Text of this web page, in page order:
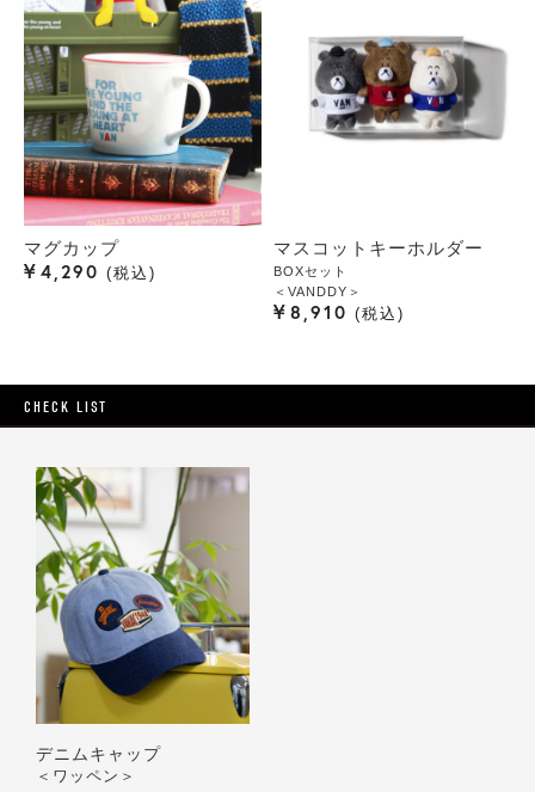
マグカップ
¥ 4,290 税込
マスコットキーホルダー
BOXセット
＜VANDDY＞
¥ 8,910 税込
CHECK LIST
デニムキャップ
＜ワッペン＞